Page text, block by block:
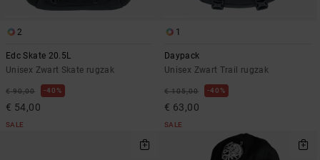
2
Edc Skate 20.5L
Unisex Zwart Skate rugzak
€ 90,00 40%
€ 54,00
SALE
1
Daypack
Unisex Zwart Trail rugzak
€ 105,00 40%
€ 63,00
SALE